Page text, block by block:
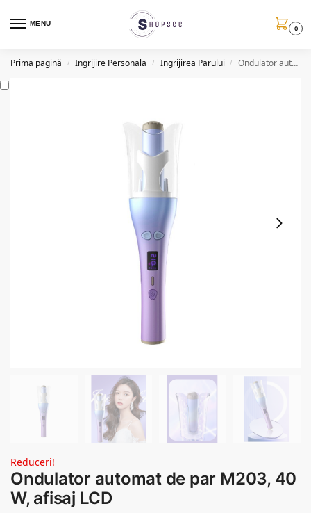
MENU
0
Prima pagină / Ingrijire Personala / Ingrijirea Parului / Ondulator automat de par M203, 40 W, afisaj LCD
Reduceri!
Ondulator automat de par M203, 40
W, afisaj LCD